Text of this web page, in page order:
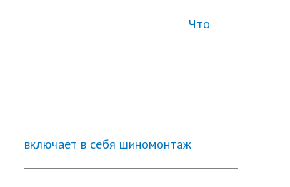
Что
включает в себя шиномонтаж